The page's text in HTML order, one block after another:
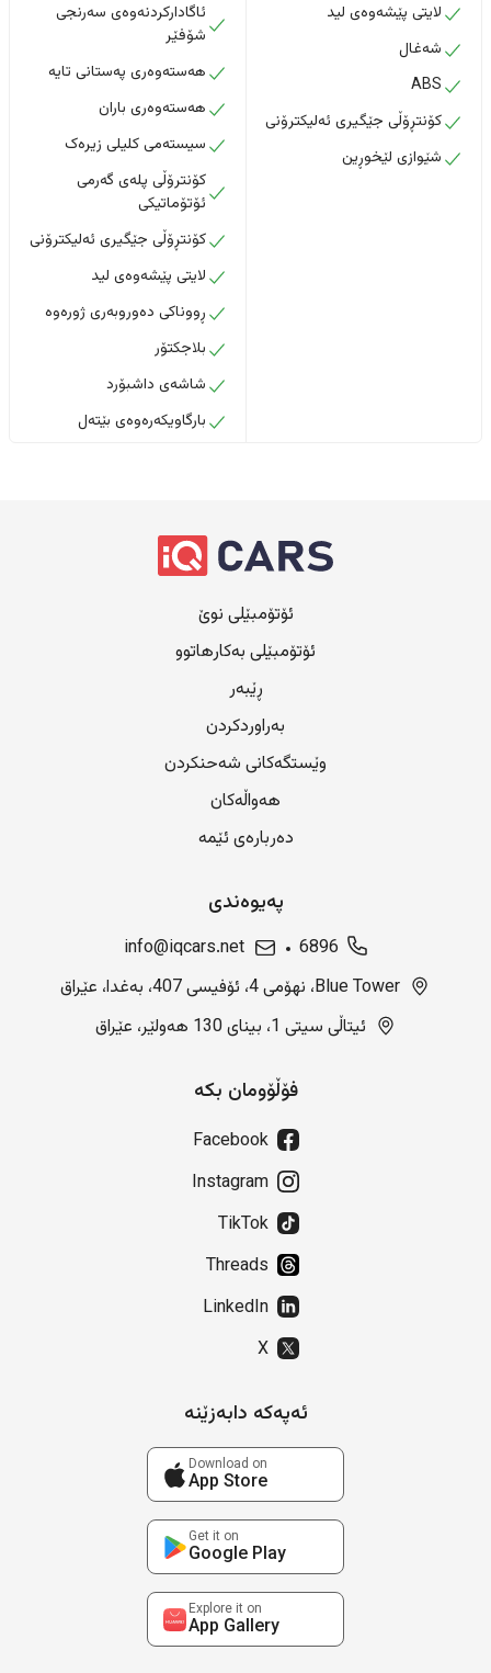
لایتی پێشەوەی لید
شەغال
ABS
کۆنتڕۆڵی جێگیری ئەلیکترۆنی
شێوازی لێخوڕین
ئاگادارکردنەوەی سەرنجی
شۆفێر
هەستەوەری پەستانی تایە
هەستەوەری باران
سیستەمی کلیلی زیرەک
کۆنترۆڵی پلەی گەرمی
ئۆتۆماتیکی
کۆنتڕۆڵی جێگیری ئەلیکترۆنی
لایتی پێشەوەی لید
ڕووناکی دەوروبەری ژورەوە
بلاجکتۆر
شاشەی داشبۆرد
بارگاویکەرەوەی بێتەل
ئۆتۆمبێلی نوێ
ئۆتۆمبێلی بەکارهاتوو
ڕێبەر
بەراوردکردن
وێستگەکانی شەحنکردن
هەواڵەکان
دەربارەی ئێمە
پەیوەندی
6896
info@iqcars.net
Blue Tower، نهۆمی 4، ئۆفیسی 407، بەغدا، عێراق
ئیتاڵی سیتی 1، بینای 130 هەولێر، عێراق
فۆڵۆومان بکە
Facebook
Instagram
TikTok
Threads
LinkedIn
X
ئەپەکە دابەزێنە
Download on
App Store
Get it on
Google Play
Explore it on
App Gallery